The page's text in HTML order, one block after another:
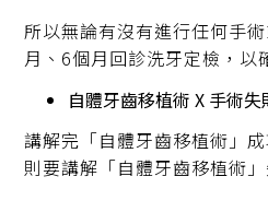
所以無論有沒有進行任何手
月、6個月回診洗牙定檢，以
自體牙齒移植術 X 手術失
講解完「自體牙齒移植術」
則要講解「自體牙齒移植術